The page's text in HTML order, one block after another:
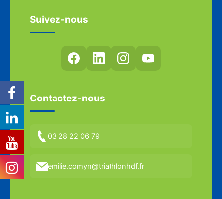
Suivez-nous
Contactez-nous
03 28 22 06 79
emilie.comyn@triathlonhdf.fr